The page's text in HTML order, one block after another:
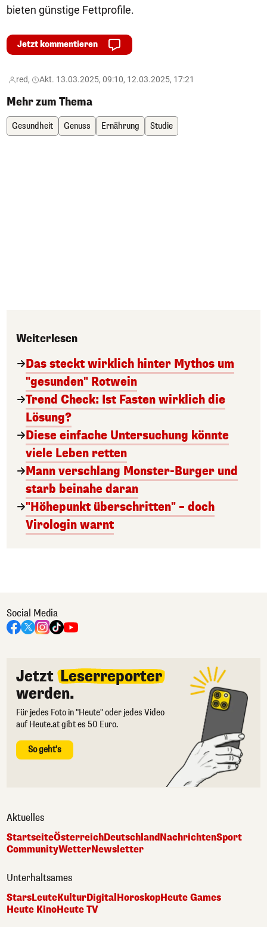
bieten günstige Fettprofile.
Jetzt kommentieren
red, Akt. 13.03.2025, 09:10, 12.03.2025, 17:21
Mehr zum Thema
Gesundheit Genuss Ernährung Studie
Weiterlesen
Das steckt wirklich hinter Mythos um
"gesunden" Rotwein
Trend Check: Ist Fasten wirklich die
Lösung?
Diese einfache Untersuchung könnte
viele Leben retten
Mann verschlang Monster-Burger und
starb beinahe daran
"Höhepunkt überschritten" – doch
Virologin warnt
Social Media
Jetzt Leserreporter
werden.
Für jedes Foto in "Heute" oder jedes Video
auf Heute.at gibt es 50 Euro.
So geht's
Aktuelles
StartseiteÖsterreichDeutschlandNachrichtenSport
CommunityWetterNewsletter
Unterhaltsames
StarsLeuteKulturDigitalHoroskopHeute Games
Heute KinoHeute TV